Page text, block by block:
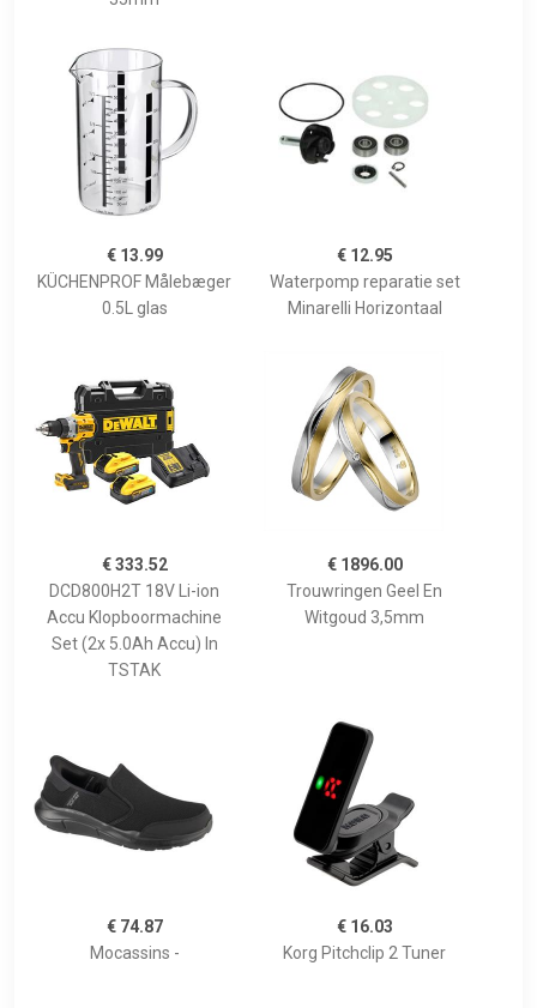
€ 13.99
KÜCHENPROF Målebæger
0.5L glas
€ 12.95
Waterpomp reparatie set
Minarelli Horizontaal
€ 333.52
DCD800H2T 18V Li-ion
Accu Klopboormachine
Set (2x 5.0Ah Accu) In
TSTAK
€ 1896.00
Trouwringen Geel En
Witgoud 3,5mm
€ 74.87
Mocassins -
€ 16.03
Korg Pitchclip 2 Tuner